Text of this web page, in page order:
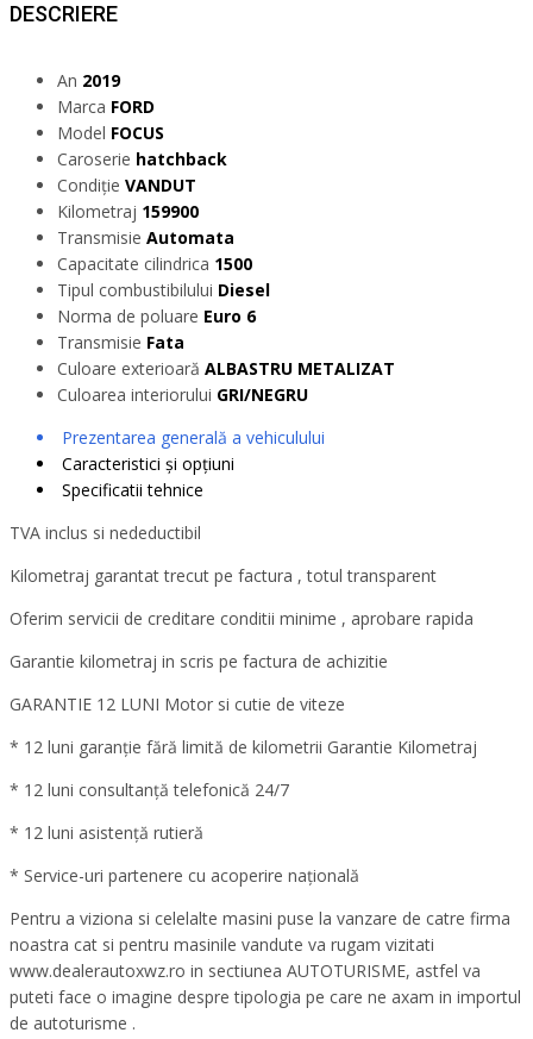
DESCRIERE
An 2019
Marca FORD
Model FOCUS
Caroserie hatchback
Condiție VANDUT
Kilometraj 159900
Transmisie Automata
Capacitate cilindrica 1500
Tipul combustibilului Diesel
Norma de poluare Euro 6
Transmisie Fata
Culoare exterioară ALBASTRU METALIZAT
Culoarea interiorului GRI/NEGRU
Prezentarea generală a vehiculului
Caracteristici și opțiuni
Specificatii tehnice
TVA inclus si nedeductibil
Kilometraj garantat trecut pe factura , totul transparent
Oferim servicii de creditare conditii minime , aprobare rapida
Garantie kilometraj in scris pe factura de achizitie
GARANTIE 12 LUNI Motor si cutie de viteze
* 12 luni garanție fără limită de kilometrii Garantie Kilometraj
* 12 luni consultanță telefonică 24/7
* 12 luni asistență rutieră
* Service-uri partenere cu acoperire națională
Pentru a viziona si celelalte masini puse la vanzare de catre firma
noastra cat si pentru masinile vandute va rugam vizitati
www.dealerautoxwz.ro in sectiunea AUTOTURISME, astfel va
puteti face o imagine despre tipologia pe care ne axam in importul
de autoturisme .